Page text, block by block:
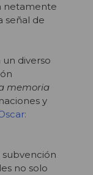
netamente
señal de
diverso
memoria
y
no solo